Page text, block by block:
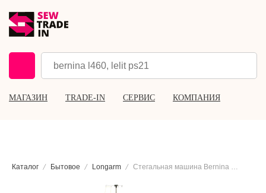
МАГАЗИН TRADE-IN СЕРВИС КОМПАНИЯ
Каталог Бытовое Longarm Стегальная машина Bernina Q20 с рамой